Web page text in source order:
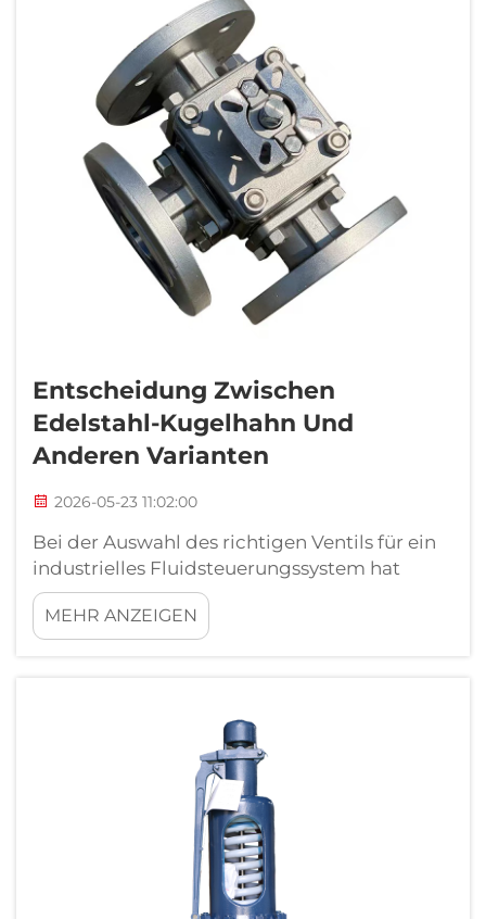
Entscheidung Zwischen
Edelstahl-Kugelhahn Und
Anderen Varianten
2026-05-23 11:02:00
Bei der Auswahl des richtigen Ventils für ein
industrielles Fluidsteuerungssystem hat
kaum eine Entscheidung langfristig größere
Konsequenzen als die Wahl des Werkstoffs.
Der Kugelhahn aus Edelstahl gehört zu den
MEHR ANZEIGEN